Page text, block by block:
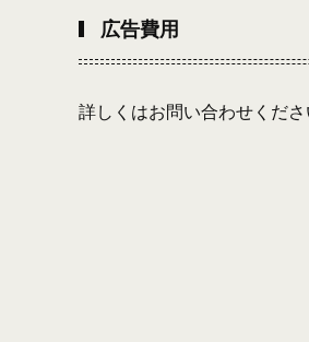
広告費用
詳しくはお問い合わせくださ